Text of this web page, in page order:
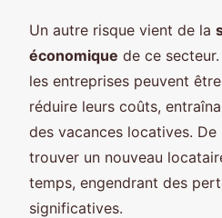
Un autre risque vient de la
économique de ce
les entreprises peuvent
réduire leurs coûts,
des vacances locatives.
trouver un nouveau
temps, engendrant des
significatives.